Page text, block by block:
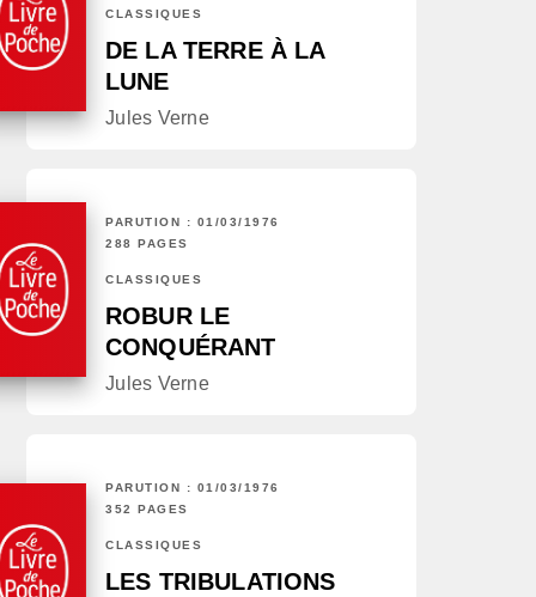
CLASSIQUES
DE LA TERRE À LA
LUNE
Jules Verne
PARUTION : 01/03/1976
288 PAGES
CLASSIQUES
ROBUR LE
CONQUÉRANT
Jules Verne
PARUTION : 01/03/1976
352 PAGES
CLASSIQUES
LES TRIBULATIONS